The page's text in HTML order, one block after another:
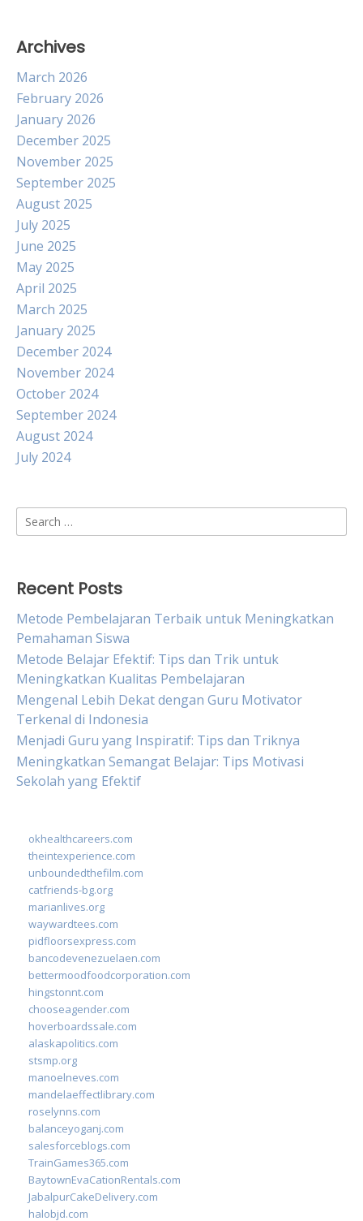
Archives
March 2026
February 2026
January 2026
December 2025
November 2025
September 2025
August 2025
July 2025
June 2025
May 2025
April 2025
March 2025
January 2025
December 2024
November 2024
October 2024
September 2024
August 2024
July 2024
Search
for:
Recent Posts
Metode Pembelajaran Terbaik untuk Meningkatkan
Pemahaman Siswa
Metode Belajar Efektif: Tips dan Trik untuk
Meningkatkan Kualitas Pembelajaran
Mengenal Lebih Dekat dengan Guru Motivator
Terkenal di Indonesia
Menjadi Guru yang Inspiratif: Tips dan Triknya
Meningkatkan Semangat Belajar: Tips Motivasi
Sekolah yang Efektif
okhealthcareers.com
theintexperience.com
unboundedthefilm.com
catfriends-bg.org
marianlives.org
waywardtees.com
pidfloorsexpress.com
bancodevenezuelaen.com
bettermoodfoodcorporation.com
hingstonnt.com
chooseagender.com
hoverboardssale.com
alaskapolitics.com
stsmp.org
manoelneves.com
mandelaeffectlibrary.com
roselynns.com
balanceyoganj.com
salesforceblogs.com
TrainGames365.com
BaytownEvaCationRentals.com
JabalpurCakeDelivery.com
halobjd.com